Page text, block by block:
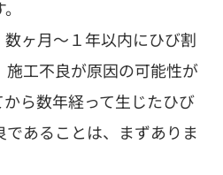
ヶ月～１年以内にひび割
工不良が原因の可能性が
ら数年経って生じたひび
あることは、まずありま